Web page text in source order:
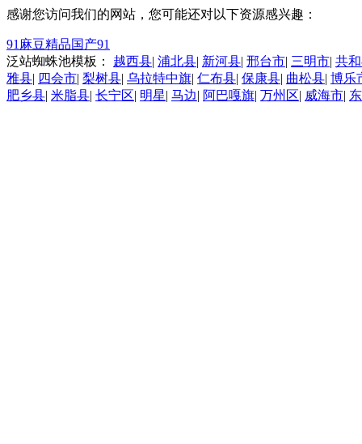
感谢您访问我们的网站，您可能还对以下资源感兴趣：
91麻豆精品国产91
泛站蜘蛛池模板： 越西县| 浦北县| 新河县| 邢台市| 三明市| 共
雅县| 四会市| 梨树县| 乌拉特中旗| 仁布县| 保康县| 曲松县| 博乐
肥乡县| 米脂县| 长宁区| 明星| 马边| 阿巴嘎旗| 万州区| 威海市|